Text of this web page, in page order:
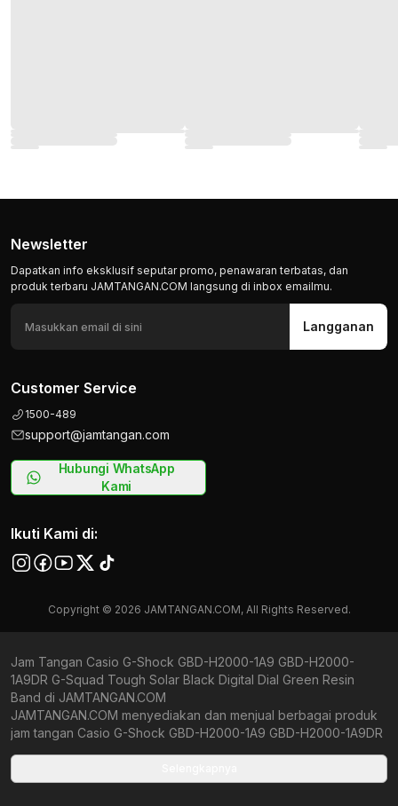
Newsletter
Dapatkan info eksklusif seputar promo, penawaran terbatas, dan
produk terbaru JAMTANGAN.COM langsung di inbox emailmu.
Langganan
Customer Service
1500-489
support@jamtangan.com
Hubungi WhatsApp
Kami
Ikuti Kami di:
Copyright © 2026 JAMTANGAN.COM, All Rights Reserved.
Jam Tangan Casio G-Shock GBD-H2000-1A9 GBD-H2000-
1A9DR G-Squad Tough Solar Black Digital Dial Green Resin
Band di JAMTANGAN.COM
JAMTANGAN.COM menyediakan dan menjual berbagai produk
jam tangan Casio G-Shock GBD-H2000-1A9 GBD-H2000-1A9DR
Warranty). Kami berkomitmen untuk memberi penawaran terbaik